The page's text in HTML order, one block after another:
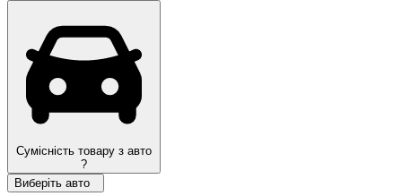
Сумісність товару з авто
?
Виберіть авто